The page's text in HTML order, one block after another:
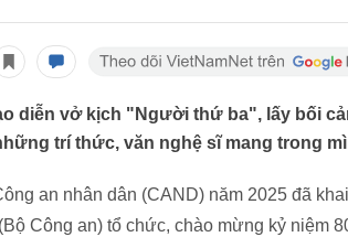
diễn vở kịch "Người thứ ba", lấy bối
trí thức, văn nghệ sĩ mang trong
an nhân dân (CAND) năm 2025 đã
Công an) tổ chức, chào mừng kỷ niệm